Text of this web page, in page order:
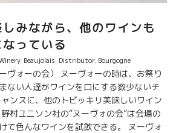
みながら、他のワインも
っている
, Beaujolais, Distributor, Bourgogne
ヴォーの会） ヌーヴォーの時は、お祭り
ない人達がワインを口にする数少ないチ
ンスに、他のトビッキリ美味しいワイン
村ユニソン社の“ヌーヴォの会”は会場の
て色んなワインを試飲できる。 ヌーヴォ